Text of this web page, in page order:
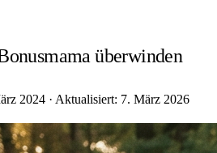
überwinden
2024 · Aktualisiert: 7. März 2026